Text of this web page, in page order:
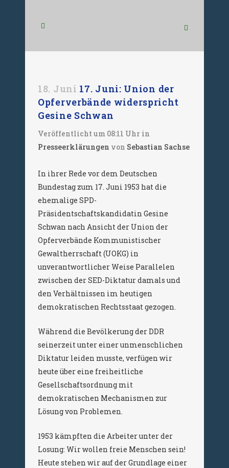
18. Juni 17. Juni: Union der
Opferverbände widerspricht
Gesine Schwan
Veröffentlicht um 08:11 Uhr in
Presseerklärungen von Sebastian Sachse
In ihrer Rede vor dem Deutschen
Bundestag zum 17. Juni 1953 hat die
ehemalige SPD-
Präsidentschaftskandidatin Gesine
Schwan nach Ansicht der Union der
Opferverbände Kommunistischer
Gewaltherrschaft (UOKG) in
unverantwortlicher Weise Parallelen
zwischen der SED-Diktatur damals und
den Verhältnissen im heutigen
demokratischen Rechtsstaat gezogen.
Während die Bevölkerung der DDR
seinerzeit unter einer unmenschlichen
Diktatur leiden musste, verfügen wir
heute über eine freiheitliche
Gesellschaftsordnung mit
demokratischen Mechanismen zur
Lösung von Problemen.
1953 kämpften die Arbeiter unter der
Losung: Wir wollen freie Menschen sein!
Heute stehen wir auf der Grundlage einer